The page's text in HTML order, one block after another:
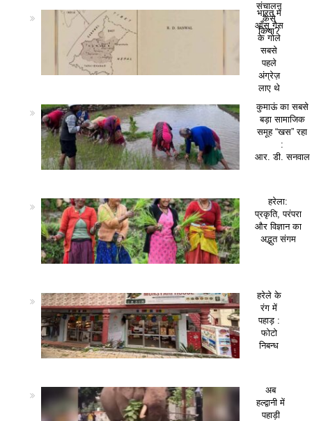
संचालन
कैसे
किया?
भारत में
आँसू गैस
के गोले
सबसे
पहले
अंग्रेज़
लाए थे
कुमाऊं का सबसे
बड़ा सामाजिक
समूह “खस” रहा
:
आर. डी. सनवाल
हरेला:
प्रकृति, परंपरा
और विज्ञान का
अद्भुत संगम
हरेले के
रंग में
पहाड़ :
फोटो
निबन्ध
अब
हल्द्वानी में
पहाड़ी